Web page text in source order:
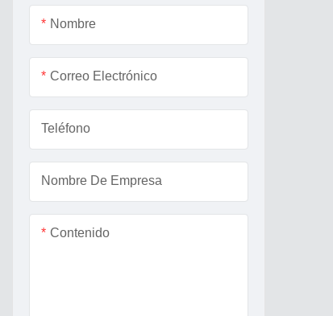
Barra de distribución de alta
resistencia
Nombre
Correo Electrónico
Teléfono
Nombre De Empresa
Contenido